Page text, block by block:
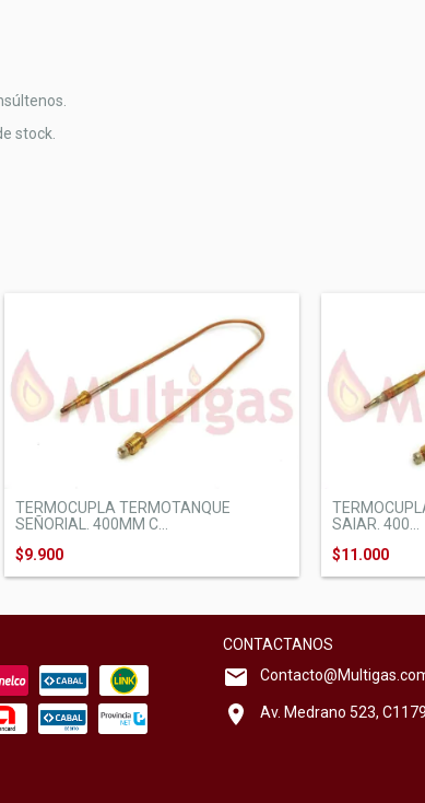
stock.
TERMOCUPLA TERMOTANQUE
SEÑORIAL. 400MM C...
$9.900
SAIAR. 400...
$11.000
CONTACTANOS
Av. Medrano 523,